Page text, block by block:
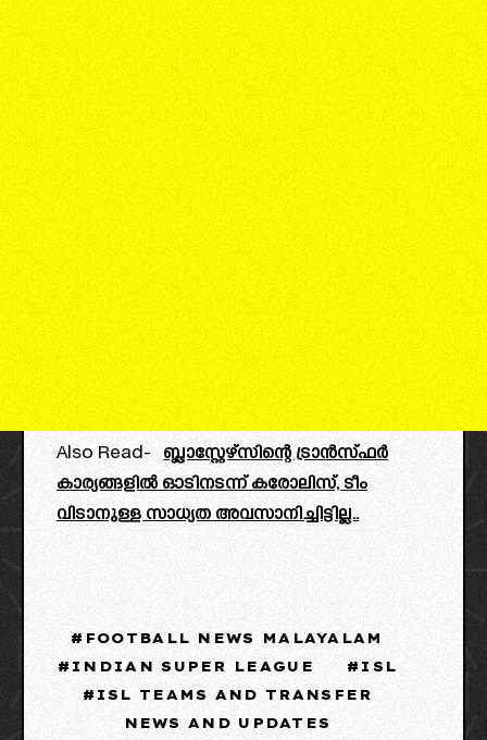
Also Read- ബ്ലാസ്റ്റേഴ്സിന്റെ ട്രാൻസ്ഫർ
കാര്യങ്ങളിൽ ഓടിനടന്ന് കരോലിസ്, ടീം
വിടാനുള്ള സാധ്യത അവസാനിച്ചിട്ടില്ല..
FOOTBALL NEWS MALAYALAM
INDIAN SUPER LEAGUE
ISL
ISL TEAMS AND TRANSFER
NEWS AND UPDATES